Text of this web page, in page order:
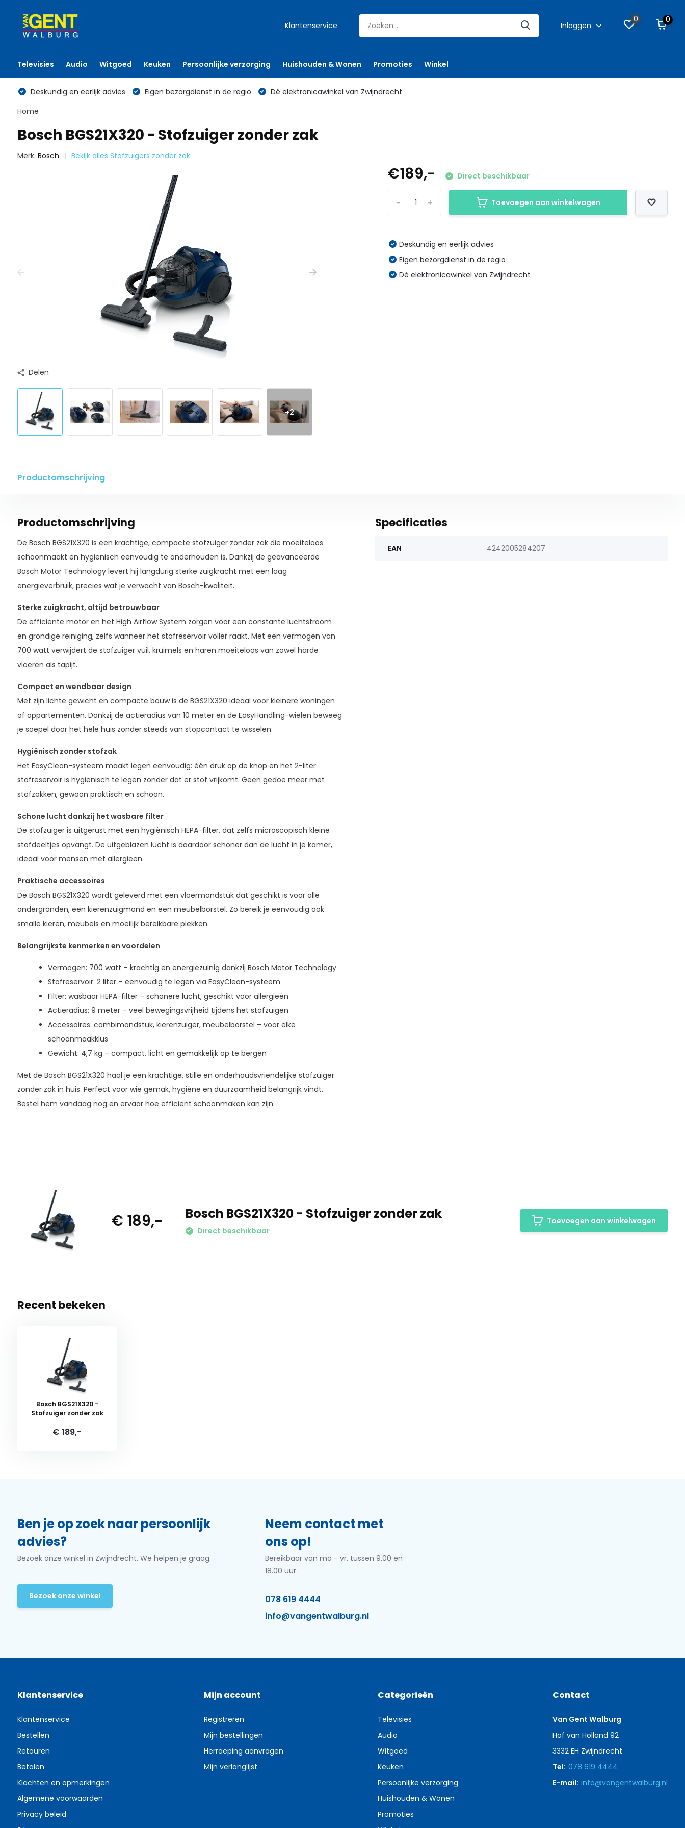
Klantenservice Inloggen
0 0
Televisies Audio Witgoed Keuken Persoonlijke verzorging Huishouden & Wonen Promoties Winkel
Deskundig en eerlijk advies Eigen bezorgdienst in de regio
Dé elektronicawinkel van Zwijndrecht
Home
Bosch BGS21X320 - Stofzuiger zonder zak
Merk: Bosch Bekijk alles Stofzuigers zonder zak
Delen
+2
€189,- Direct beschikbaar
+
- Toevoegen aan winkelwagen
Deskundig en eerlijk advies
Eigen bezorgdienst in de regio
Dé elektronicawinkel van Zwijndrecht
Productomschrijving
Productomschrijving
De Bosch BGS21X320 is een krachtige, compacte stofzuiger zonder zak die moeiteloos
schoonmaakt en hygiënisch eenvoudig te onderhouden is. Dankzij de geavanceerde
Bosch Motor Technology levert hij langdurig sterke zuigkracht met een laag
energieverbruik, precies wat je verwacht van Bosch-kwaliteit.
Sterke zuigkracht, altijd betrouwbaar
De efficiënte motor en het High Airflow System zorgen voor een constante luchtstroom
en grondige reiniging, zelfs wanneer het stofreservoir voller raakt. Met een vermogen van
700 watt verwijdert de stofzuiger vuil, kruimels en haren moeiteloos van zowel harde
vloeren als tapijt.
Compact en wendbaar design
Met zijn lichte gewicht en compacte bouw is de BGS21X320 ideaal voor kleinere woningen
of appartementen. Dankzij de actieradius van 10 meter en de EasyHandling-wielen beweeg
je soepel door het hele huis zonder steeds van stopcontact te wisselen.
Hygiënisch zonder stofzak
Het EasyClean-systeem maakt legen eenvoudig: één druk op de knop en het 2-liter
stofreservoir is hygiënisch te legen zonder dat er stof vrijkomt. Geen gedoe meer met
stofzakken, gewoon praktisch en schoon.
Schone lucht dankzij het wasbare filter
De stofzuiger is uitgerust met een hygiënisch HEPA-filter, dat zelfs microscopisch kleine
stofdeeltjes opvangt. De uitgeblazen lucht is daardoor schoner dan de lucht in je kamer,
ideaal voor mensen met allergieën.
Praktische accessoires
De Bosch BGS21X320 wordt geleverd met een vloermondstuk dat geschikt is voor alle
ondergronden, een kierenzuigmond en een meubelborstel. Zo bereik je eenvoudig ook
smalle kieren, meubels en moeilijk bereikbare plekken.
Belangrijkste kenmerken en voordelen
Vermogen: 700 watt – krachtig en energiezuinig dankzij Bosch Motor Technology
Stofreservoir: 2 liter – eenvoudig te legen via EasyClean-systeem
Filter: wasbaar HEPA-filter – schonere lucht, geschikt voor allergieën
Actieradius: 9 meter – veel bewegingsvrijheid tijdens het stofzuigen
Accessoires: combimondstuk, kierenzuiger, meubelborstel – voor elke
schoonmaakklus
Gewicht: 4,7 kg – compact, licht en gemakkelijk op te bergen
Met de Bosch BGS21X320 haal je een krachtige, stille en onderhoudsvriendelijke stofzuiger
zonder zak in huis. Perfect voor wie gemak, hygiëne en duurzaamheid belangrijk vindt.
Bestel hem vandaag nog en ervaar hoe efficiënt schoonmaken kan zijn.
Specificaties
EAN 4242005284207
€ 189,- Bosch BGS21X320 - Stofzuiger zonder zak
Direct beschikbaar
Toevoegen aan winkelwagen
Recent bekeken
Bosch BGS21X320 -
Stofzuiger zonder zak
€ 189,-
Ben je op zoek naar persoonlijk
advies?
Bezoek onze winkel in Zwijndrecht. We helpen je graag.
Bezoek onze winkel
Neem contact met
ons op!
Bereikbaar van ma - vr. tussen 9.00 en
18.00 uur.
078 619 4444
info@vangentwalburg.nl
Klantenservice
Klantenservice
Bestellen
Retouren
Betalen
Klachten en opmerkingen
Algemene voorwaarden
Privacy beleid
Mijn account
Registreren
Mijn bestellingen
Herroeping aanvragen
Mijn verlanglijst
Categorieën
Televisies
Audio
Witgoed
Keuken
Persoonlijke verzorging
Huishouden & Wonen
Promoties
Contact
Van Gent Walburg
Hof van Holland 92
3332 EH Zwijndrecht
Tel: 078 619 4444
E-mail: info@vangentwalburg.nl